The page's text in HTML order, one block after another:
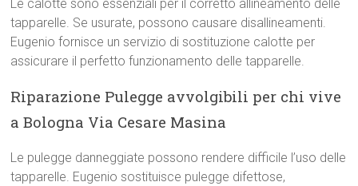
Le calotte sono essenziali per il corretto allineamento delle
tapparelle. Se usurate, possono causare disallineamenti.
Eugenio fornisce un servizio di sostituzione calotte per
assicurare il perfetto funzionamento delle tapparelle.
Riparazione Pulegge avvolgibili per chi vive
a Bologna Via Cesare Masina
Le pulegge danneggiate possono rendere difficile l’uso delle
tapparelle. Eugenio sostituisce pulegge difettose,